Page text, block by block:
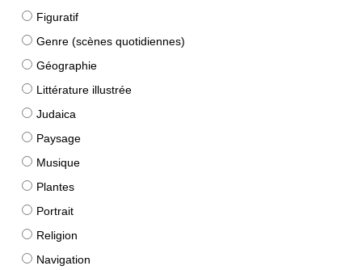
Figuratif
Genre (scènes quotidiennes)
Géographie
Littérature illustrée
Judaica
Paysage
Musique
Plantes
Portrait
Religion
Navigation